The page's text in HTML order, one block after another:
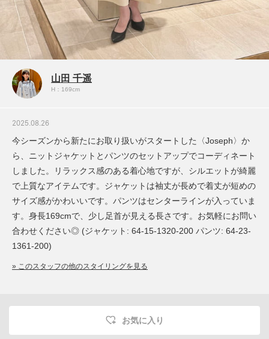
山田 千遥
H：169cm
2025.08.26
今シーズンから新たにお取り扱いがスタートした〈Joseph〉か
ら、ニットジャケットとパンツのセットアップでコーディネート
しました。リラックス感のある着心地ですが、シルエットが綺麗
で上質なアイテムです。ジャケットは袖丈が長めで着丈が短めの
サイズ感がかわいいです。パンツはセンターラインが入っていま
す。身長169cmで、少し足首が見える長さです。お気軽にお問い
合わせください◎ (ジャケット: 64-15-1320-200 パンツ: 64-23-
1361-200)
» このスタッフの他のスタイリングを見る
お気に入り